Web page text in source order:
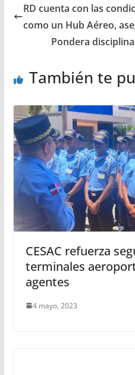
RD cuenta con las
como un Hub Aéreo,
Pondera
También te
CESAC refuerza
terminales
agentes
4 mayo, 2023